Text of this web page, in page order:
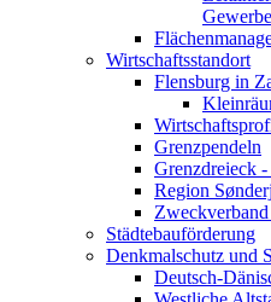
Wirtschaftsstandort
Flensburg in
Grenzpendeln
Grenzdreieck
Region
Städtebauförderung
Denkmalschutz und
Deutsch-